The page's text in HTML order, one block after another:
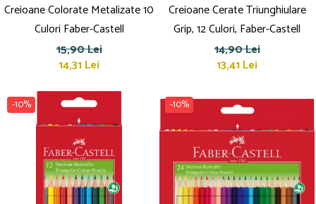
Creioane Colorate Metalizate 10
Culori Faber-Castell
15,90 Lei
14,31 Lei
Creioane Cerate Triunghiulare
Grip, 12 Culori, Faber-Castell
14,90 Lei
13,41 Lei
-10% -10%